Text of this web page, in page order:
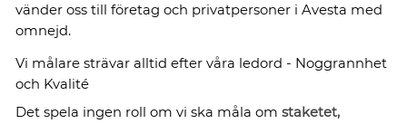
vänder oss till företag och privatpersoner i Avesta med
omnejd.
Vi målare strävar alltid efter våra ledord - Noggrannhet
och Kvalité
Det spela ingen roll om vi ska måla om staketet,